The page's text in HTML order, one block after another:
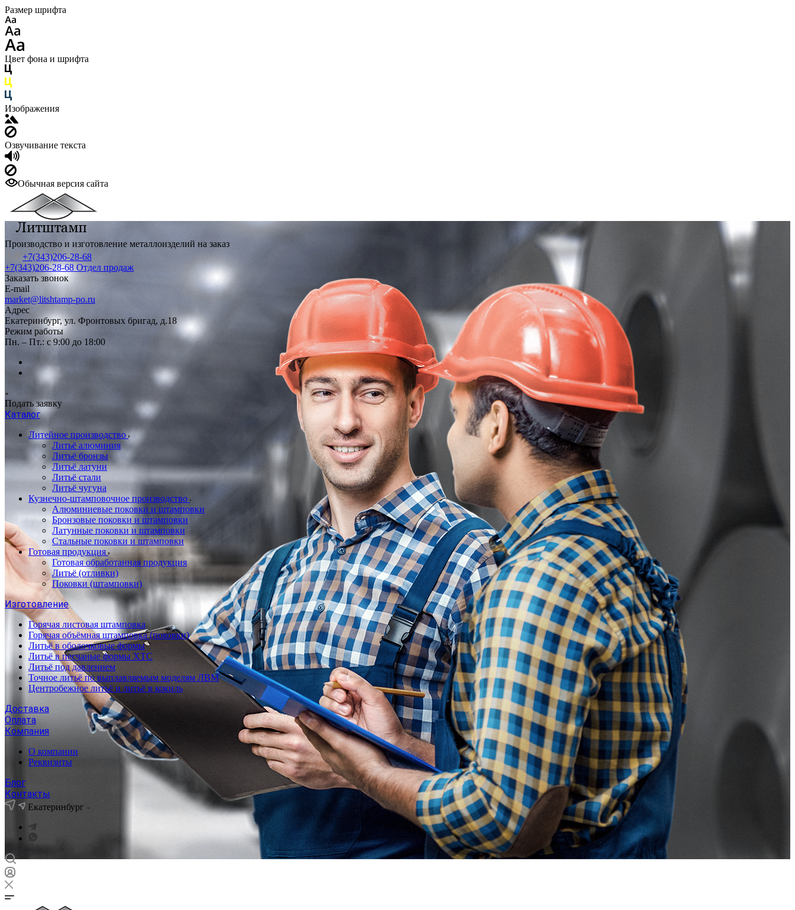
Размер шрифта
Цвет фона и шрифта
Изображения
Озвучивание текста
Обычная версия сайта
Производство и изготовление металлоизделий на заказ
+7(343)206-28-68
+7(343)206-28-68 Отдел продаж
Заказать звонок
E-mail
market@litshtamp-po.ru
Адрес
Екатеринбург, ул. Фронтовых бригад, д.18
Режим работы
Пн. – Пт.: с 9:00 до 18:00
Подать заявку
Каталог
Литейное производство
Литьё алюминия
Литьё бронзы
Литьё латуни
Литьё стали
Литьё чугуна
Кузнечно-штамповочное производство
Алюминиевые поковки и штамповки
Бронзовые поковки и штамповки
Латунные поковки и штамповки
Стальные поковки и штамповки
Готовая продукция
Готовая обработанная продукция
Литьё (отливки)
Поковки (штамповки)
Изготовление
Горячая листовая штамповка
Горячая объёмная штамповка (поковки)
Литьё в оболочковые формы
Литьё в песчаные формы ХТС
Литьё под давлением
Точное литьё по выплавляемым моделям ЛВМ
Центробежное литьё и литьё в кокиль
Доставка
Оплата
Компания
О компании
Реквизиты
Блог
Контакты
Екатеринбург